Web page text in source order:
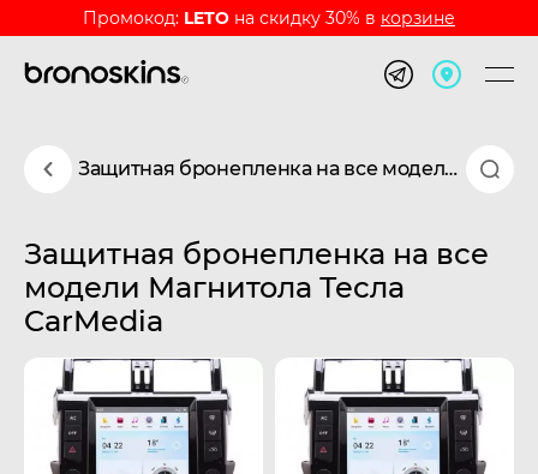
Промокод: LETO на скидку 30% в корзине
Защитная бронепленка на все модели Магнитола Тесла CarMedia
Защитная бронепленка на все
модели Магнитола Тесла
CarMedia